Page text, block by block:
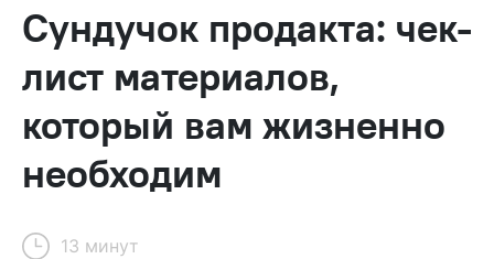
Сундучок продакта: чек-
лист материалов,
который вам жизненно
необходим
13 минут